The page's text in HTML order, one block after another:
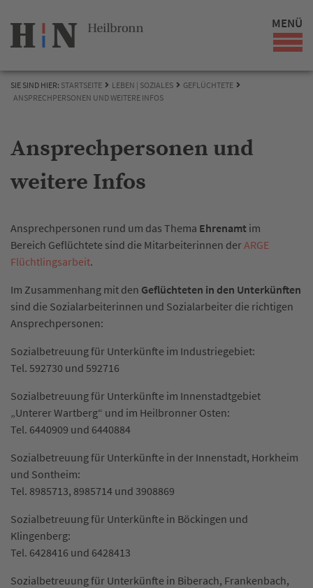
MENÜ
SIE SIND HIER: STARTSEITE LEBEN | SOZIALES
GEFLÜCHTETE
ANSPRECHPERSONEN UND WEITERE INFOS
Ansprechpersonen und
weitere Infos
Ansprechpersonen rund um das Thema Ehrenamt im
Bereich Geflüchtete sind die Mitarbeiterinnen derARGE
Flüchtlingsarbeit.
Im Zusammenhang mit den Geflüchteten in den Unterkünften
sind die Sozialarbeiterinnen und Sozialarbeiter die richtigen
Ansprechpersonen:
Sozialbetreuung für Unterkünfte im Industriegebiet:
Tel. 592730 und 592716
Sozialbetreuung für Unterkünfte im Innenstadtgebiet
„Unterer Wartberg“ und im Heilbronner Osten:
Tel. 6440909 und 6440884
Sozialbetreuung für Unterkünfte in der Innenstadt, Horkheim
und Sontheim:
Tel. 8985713, 8985714 und 3908869
Sozialbetreuung für Unterkünfte in Böckingen und
Klingenberg:
Tel. 6428416 und 6428413
Sozialbetreuung für Unterkünfte in Biberach, Frankenbach,